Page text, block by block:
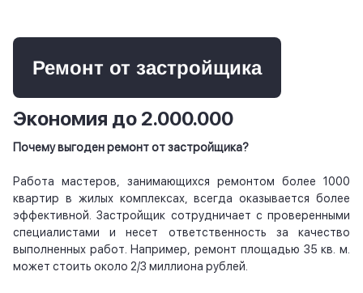
Ремонт от застройщика
Экономия до 2.000.000
Почему выгоден ремонт от застройщика?
Работа мастеров, занимающихся ремонтом более 1000
квартир в жилых комплексах, всегда оказывается более
эффективной. Застройщик сотрудничает с проверенными
специалистами и несет ответственность за качество
выполненных работ. Например, ремонт площадью 35 кв. м.
может стоить около 2/3 миллиона рублей.